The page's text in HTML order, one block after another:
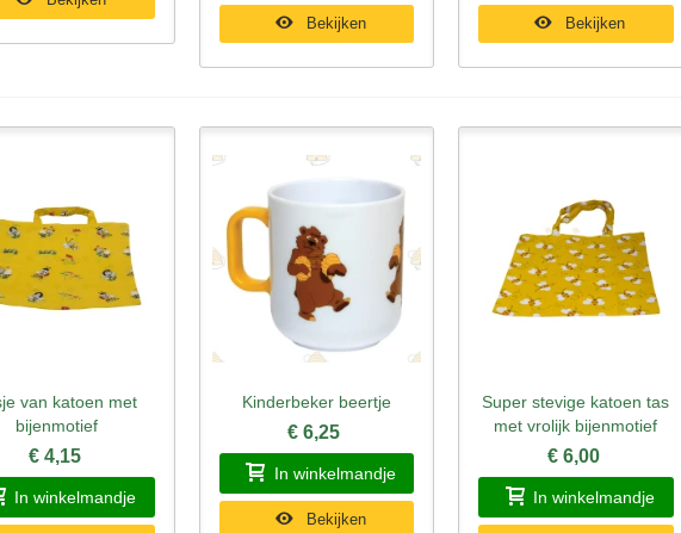
Bekijken
Bekijken
bekijken
van katoen met
bijenmotief
€ 4,15
In winkelmandje
Snel bekijken
Kinderbeker beertje
€ 6,25
In winkelmandje
Bekijken
Snel bekijken
Super stevige katoen tas
met vrolijk bijenmotief
€ 6,00
In winkelmandje